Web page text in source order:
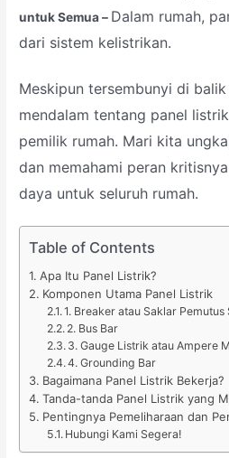
untuk Semua – Dalam rumah,
dari sistem kelistrikan.
Meskipun tersembunyi di
mendalam tentang panel
pemilik rumah. Mari kita
dan memahami peran
daya untuk seluruh rumah.
Table of Contents
Apa Itu Panel Listrik?
Komponen Utama Panel Listrik
1. Breaker atau Saklar Pemutus
2. Bus Bar
3. Gauge Listrik atau Ampere
4. Grounding Bar
Bagaimana Panel Listrik Bekerja?
Tanda-tanda Panel Listrik yang
Pentingnya Pemeliharaan dan
Hubungi Kami Segera!